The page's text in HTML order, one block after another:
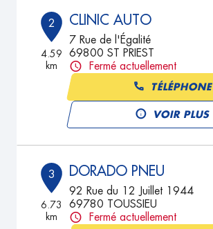
2
4.59
km
CLINIC AUTO
7 Rue de l'Égalité
69800 ST PRIEST
Fermé actuellement
TÉLÉPHONE
VOIR PLUS
3
6.73
km
DORADO PNEU
92 Rue du 12 Juillet 1944
69780 TOUSSIEU
Fermé actuellement